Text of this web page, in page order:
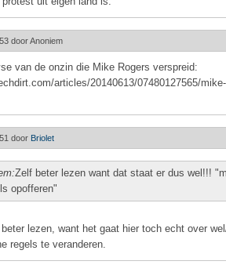
doorAnoniem
van de onzin die Mike Rogers verspreid:
articles/20140613/07480127565/
door Briolet
Zelf beter lezen want dat staat er dus wel!!!
opofferen"
lezen, want het gaat hier toch echt over
regels te veranderen.